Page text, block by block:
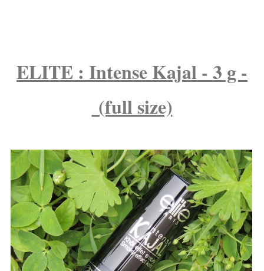
ELITE : Intense Kajal - 3 g -
(full size)